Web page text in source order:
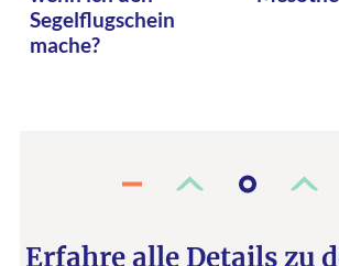
Segelflugschein
mache?
Erfahre alle Details zu